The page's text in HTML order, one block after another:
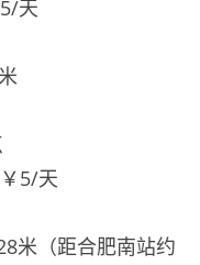
天
5/天
米（距合肥南站约